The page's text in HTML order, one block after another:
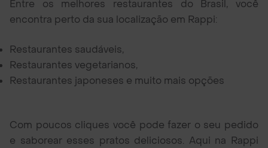
Entre os melhores restaurantes do Brasil, você
encontra perto da sua localização em Rappi:
Restaurantes saudáveis,
Restaurantes vegetarianos,
Restaurantes japoneses e muito mais opções
Com poucos cliques você pode fazer o seu pedido
e saborear esses pratos deliciosos. Aqui na Rappi